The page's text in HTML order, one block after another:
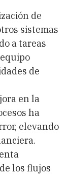
de
sistemas
a tareas
de
en la
ha
elevando
los flujos